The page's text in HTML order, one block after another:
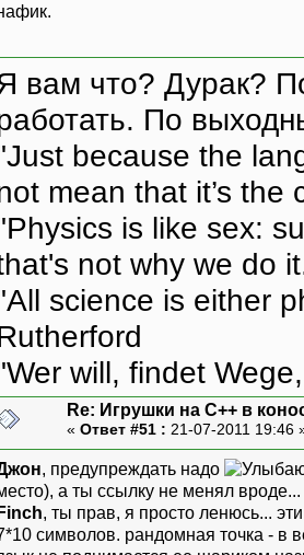
вам что? Дурак?
По
because the
mean that it’s the
is like sex:
not why we do
science is either
will, findet
Re: Игрушки на С++ в
« Ответ #51 : 21-07-2011 19:46
, предупреждать надо
а ты ссылку не менял вроде...
Finch, ты прав, я просто ленюсь...
символов. рандомная точка - в